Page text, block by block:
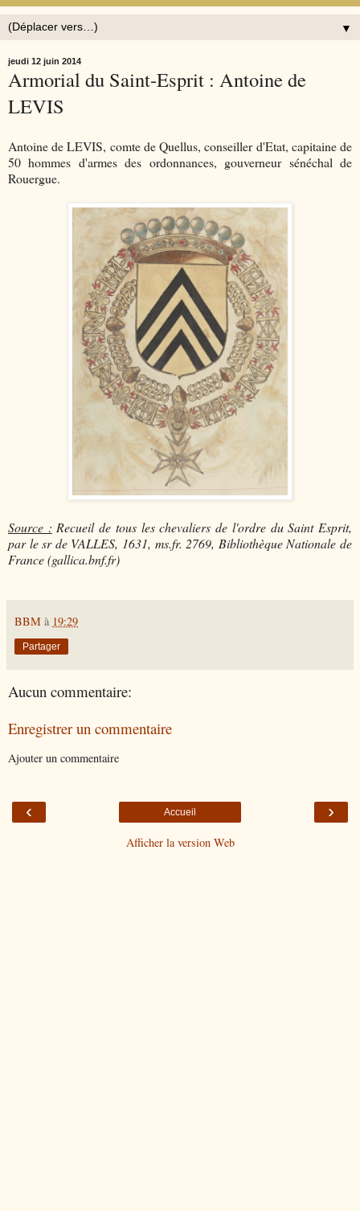
▼
jeudi 12 juin 2014
Armorial du Saint-Esprit : Antoine de
LEVIS
Antoine de LEVIS, comte de Quellus, conseiller d'Etat, capitaine de
50 hommes d'armes des ordonnances, gouverneur sénéchal de
Rouergue.
Source : Recueil de tous les chevaliers de l'ordre du Saint Esprit,
par le sr de VALLES, 1631, ms.fr. 2769, Bibliothèque Nationale de
France (gallica.bnf.fr)
BBM à 19:29
Partager
Aucun commentaire:
Enregistrer un commentaire
Ajouter un commentaire
‹ ›
Accueil
Afficher la version Web